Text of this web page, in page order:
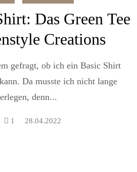
Das Green Tee
Creations
gefragt, ob ich ein Basic Shirt
Da musste ich nicht lange
denn...
1 28.04.2022